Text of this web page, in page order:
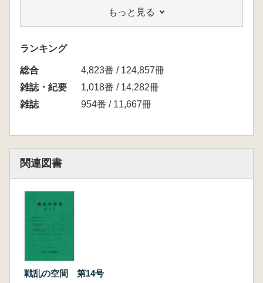
もっと見る
ランキング
総合
4,823番 / 124,857冊
雑誌・紀要
1,018番 / 14,282冊
雑誌
954番 / 11,667冊
関連図書
戦乱の空間 第14号